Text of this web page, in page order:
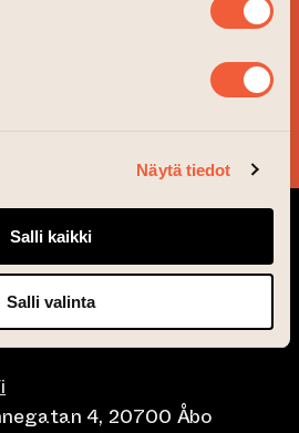
Näytä tiedot
Salli kaikki
Salli valinta
ÄR PÅ
4, 20700 Åbo